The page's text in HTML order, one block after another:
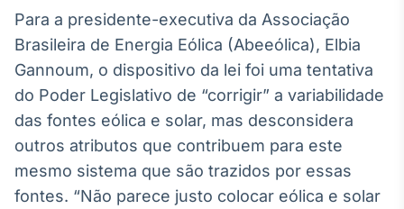
noticiosos
Soluções de
Tecnologia
Radar
Monitoramento
inteligente de
conteúdos
Para a presidente-executiva da Associação
Brasileira de Energia Eólica (Abeeólica), Elbia
Gannoum, o dispositivo da lei foi uma tentativa
do Poder Legislativo de “corrigir” a variabilidade
das fontes eólica e solar, mas desconsidera
outros atributos que contribuem para este
mesmo sistema que são trazidos por essas
fontes. “Não parece justo colocar eólica e solar